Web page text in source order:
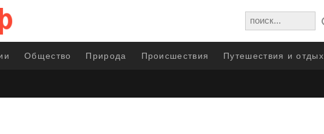
Общество Природа Происшествия Путешествия и отдых